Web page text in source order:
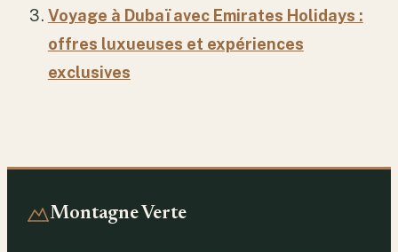
Voyage à Dubaï avec Emirates Holidays :
offres luxueuses et expériences
exclusives
Montagne Verte